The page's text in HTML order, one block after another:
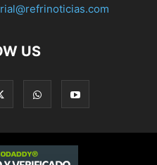
US